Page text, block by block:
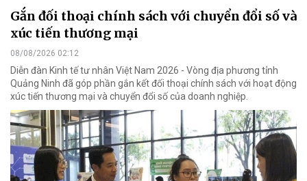
Gắn đối thoại chính sách với chuyển đổi số và
xúc tiến thương mại
08/08/2026 02:12
Diễn đàn Kinh tế tư nhân Việt Nam 2026 - Vòng địa phương tỉnh
Quảng Ninh đã góp phần gắn kết đối thoại chính sách với hoạt động
xúc tiến thương mại và chuyển đổi số của doanh nghiệp.